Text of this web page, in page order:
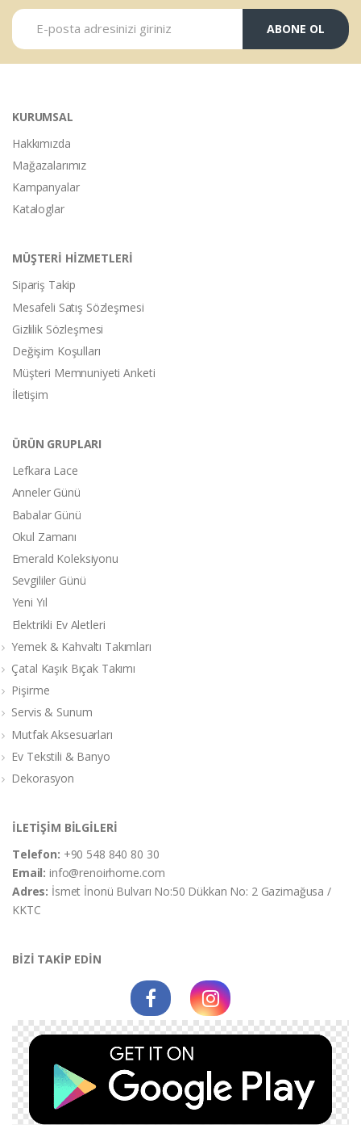
ABONE OL
KURUMSAL
Hakkımızda
Mağazalarımız
Kampanyalar
Kataloglar
MÜŞTERİ HİZMETLERİ
Sipariş Takip
Mesafeli Satış Sözleşmesi
Gizlilik Sözleşmesi
Değişim Koşulları
Müşteri Memnuniyeti Anketi
İletişim
ÜRÜN GRUPLARI
Lefkara Lace
Anneler Günü
Babalar Günü
Okul Zamanı
Emerald Koleksiyonu
Sevgililer Günü
Yeni Yıl
Elektrikli Ev Aletleri
Yemek & Kahvaltı Takımları
Çatal Kaşık Bıçak Takımı
Pişirme
Servis & Sunum
Mutfak Aksesuarları
Ev Tekstili & Banyo
Dekorasyon
İLETİŞİM BİLGİLERİ
Telefon: +90 548 840 80 30
Email:info@renoirhome.com
Adres: İsmet İnonü Bulvarı No:50 Dükkan No: 2 Gazimağusa /
KKTC
BİZİ TAKİP EDİN